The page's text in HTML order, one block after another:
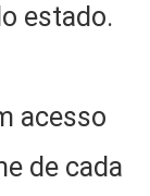
estado.
acesso
de cada